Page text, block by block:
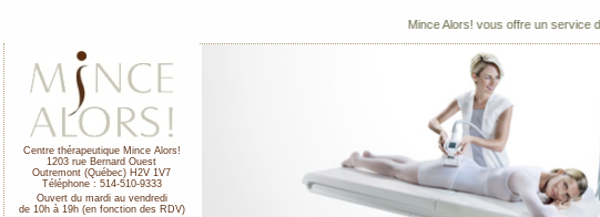
Mince Alors! vous offre un service d'
Centre thérapeutique Mince Alors!
1203 rue Bernard Ouest
Outremont (Québec) H2V 1V7
Téléphone : 514-510-9333
Ouvert du mardi au vendredi
de 10h à 19h (en fonction des RDV)